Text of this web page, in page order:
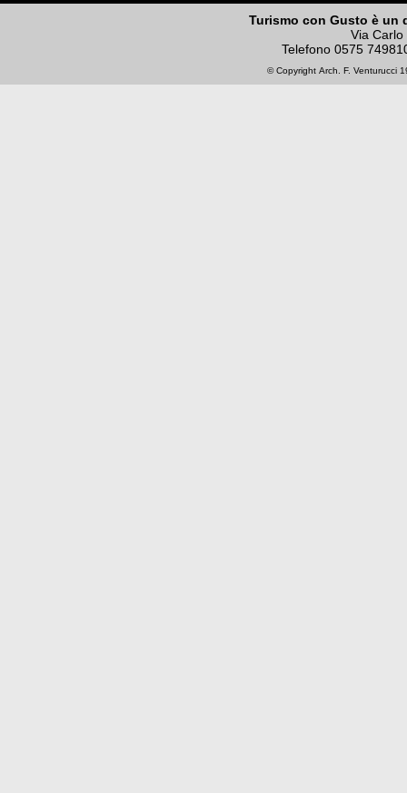
Turismo con Gusto è un
Via
Telefono 0575
© Copyright Arch. F. Venturucci